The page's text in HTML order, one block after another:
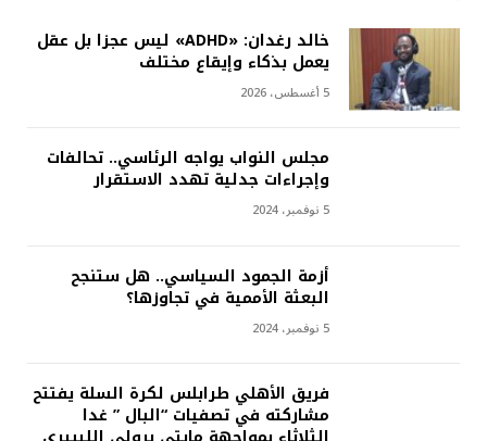
خالد رغدان: «ADHD» ليس عجزا بل عقل
يعمل بذكاء وإيقاع مختلف
5 أغسطس، 2026
مجلس النواب يواجه الرئاسي.. تحالفات
وإجراءات جدلية تهدد الاستقرار
5 نوفمبر، 2024
أزمة الجمود السياسي.. هل ستنجح
البعثة الأممية في تجاوزها؟
5 نوفمبر، 2024
فريق الأهلي طرابلس لكرة السلة يفتتح
مشاركته في تصفيات “البال ” غدا